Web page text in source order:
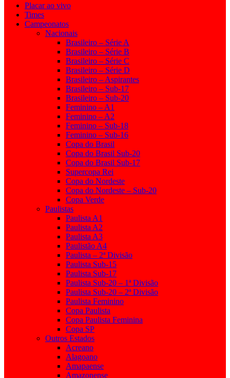
Placar ao vivo
Times
Campeonatos
Nacionais
Brasileiro – Série A
Brasileiro – Série B
Brasileiro – Série C
Brasileiro – Série D
Brasileiro – Aspirantes
Brasileiro – Sub-17
Brasileiro – Sub-20
Feminino – A1
Feminino – A2
Feminino – Sub-18
Feminino – Sub-16
Copa do Brasil
Copa do Brasil Sub-20
Copa do Brasil Sub-17
Supercopa Rei
Copa do Nordeste
Copa do Nordeste – Sub-20
Copa Verde
Paulistas
Paulista A1
Paulista A2
Paulista A3
Paulistão A4
Paulista – 2ª Divisão
Paulista Sub-15
Paulista Sub-17
Paulista Sub-20 – 1ª Divisão
Paulista Sub-20 – 2ª Divisão
Paulista Feminino
Copa Paulista
Copa Paulista Feminina
Copa SP
Outros Estados
Acreano
Alagoano
Amapaense
Amazonense